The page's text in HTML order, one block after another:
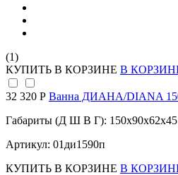
(1)
КУПИТЬ В КОРЗИНЕ В
32 320 Р Ванна ДИАНА/DIANA
Габариты (Д Ш В Г): 150x90x62x45
Артикул: 01ди1590п
КУПИТЬ В КОРЗИНЕ В